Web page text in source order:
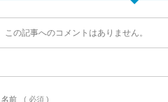
この記事へのコメントはありません。
名前 ( 必須 )